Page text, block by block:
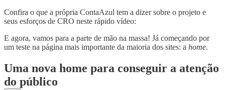
Confira o que a própria ContaAzul tem a dizer sobre o projeto e
seus esforços de CRO neste rápido vídeo:
E agora, vamos para a parte de mão na massa! Já começando por
um teste na página mais importante da maioria dos sites: a home.
Uma nova home para conseguir a atenção
do público